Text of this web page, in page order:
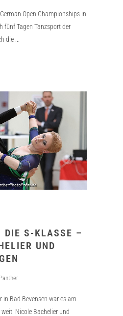
Open Championships in
fünf Tagen Tanzsport der
die
DIE S-KLASSE –
UND
in Bad Bevensen war es am
Nicole Bachelier und